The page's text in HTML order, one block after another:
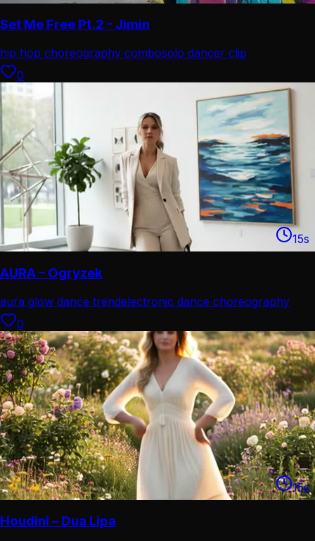
Set Me Free Pt.2 - Jimin
hip hop choreography combosolo dancer clip
0
15s
AURA – Ogryzek
aura glow dance trendelectronic dance choreography
0
15s
Houdini – Dua Lipa